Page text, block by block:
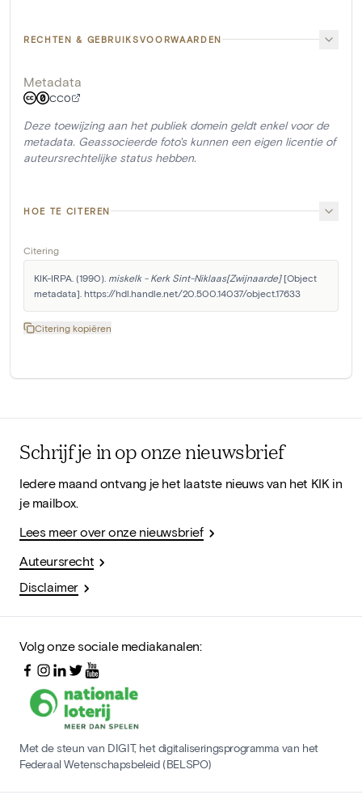
RECHTEN & GEBRUIKSVOORWAARDEN
Metadata
CC0
Deze toewijzing aan het publiek domein geldt enkel voor de
metadata. Geassocieerde foto's kunnen een eigen licentie of
auteursrechtelijke status hebben.
HOE TE CITEREN
Citering
KIK-IRPA. (1990). miskelk - Kerk Sint-Niklaas[Zwijnaarde] [Object
metadata]. https://hdl.handle.net/20.500.14037/object.17633
Citering kopiëren
Schrijf je in op onze nieuwsbrief
Iedere maand ontvang je het laatste nieuws van het KIK in
je mailbox.
Lees meer over onze nieuwsbrief
Auteursrecht
Disclaimer
Volg onze sociale mediakanalen:
Met de steun van DIGIT, het digitaliseringsprogramma van het
Federaal Wetenschapsbeleid (BELSPO)